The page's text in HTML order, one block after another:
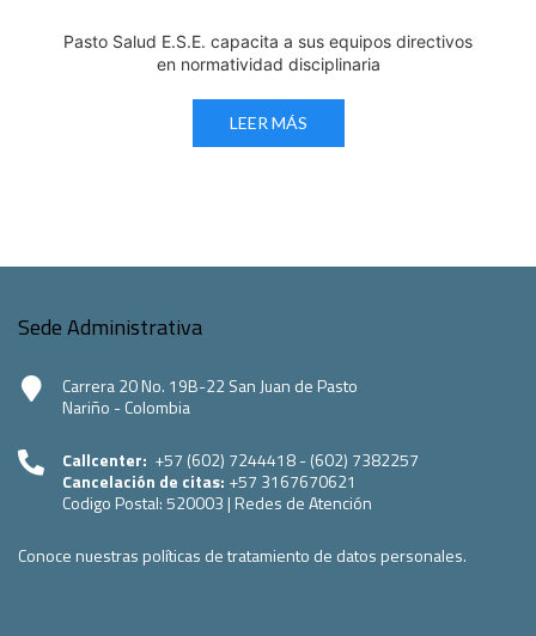
Pasto Salud E.S.E. capacita a sus equipos directivos
en normatividad disciplinaria
LEER MÁS
Sede Administrativa
Carrera 20 No. 19B-22 San Juan de Pasto
Nariño - Colombia
Callcenter: +57 (602) 7244418 - (602) 7382257
Cancelación de citas: +57 3167670621
Codigo Postal:520003 | Redes de Atención
Conoce nuestras políticas de tratamiento de datos personales.